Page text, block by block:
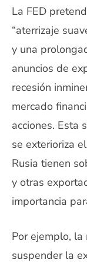
La FED
“aterrizaje
y una
anuncios de
recesión
mercado
acciones. Esta
se exterioriza
Rusia tienen
y otras
importancia
Por ejemplo, la
suspender la